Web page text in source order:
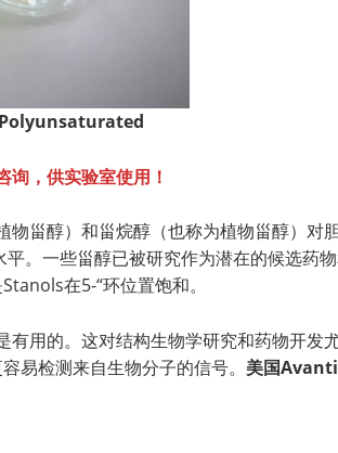
询，供实验室使用！
甾醇）和甾烷醇（也称为植物甾醇）
。一些甾醇已被研究作为潜在的候选药
在5-“环位置饱和。
有用的。这对结构生物学研究和药物开
易检测来自生物分子的信号。 美国Avanti